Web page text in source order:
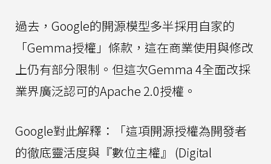
過去，Google的開源模型多半採用自家的
「Gemma授權」條款，這在商業使用與修改
上仍有部分限制。但這次Gemma 4全面改採
業界廣泛認可的Apache 2.0授權。
Google對此解釋：「這項開源授權為開發者
的徹底靈活度與『數位主權』 (Digital